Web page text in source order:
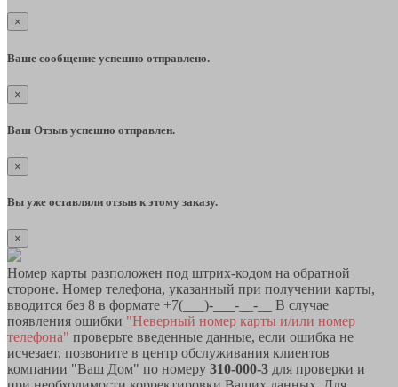
×
Ваше сообщение успешно отправлено.
×
Ваш Отзыв успешно отправлен.
×
Вы уже оставляли отзыв к этому заказу.
×
Номер карты разположен под штрих-кодом на обратной
стороне. Номер телефона, указанный при получении карты,
вводится без 8 в формате +7(___)-___-__-__ В случае
появления ошибки "Неверный номер карты и/или номер
телефона" проверьте введенные данные, если ошибка не
исчезает, позвоните в центр обслуживания клиентов
компании "Ваш Дом" по номеру 310-000-3 для проверки и